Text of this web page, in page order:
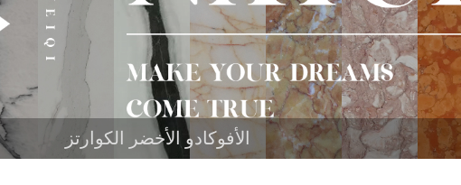
الأفوكادو الأخضر الكوارتز